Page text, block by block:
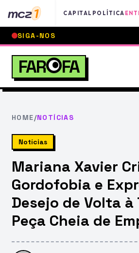
mcz1 CAPITAL POLÍTICA
SIGA-NOS
FAR FA
HOME/NOTÍCIAS
Notícias
Mariana Xavier
Gordofobia e
Desejo de Volta à
Peça Cheia de